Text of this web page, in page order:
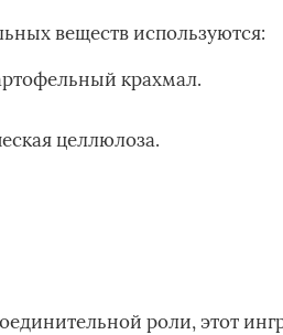
веществ используются:
крахмал.
целлюлоза.
роли, этот